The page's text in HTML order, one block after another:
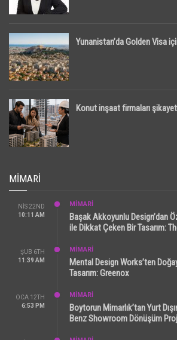
Yunanistan’da Golden Visa
Konut inşaat firmaları
MIMARI
NIS 22ND
10:11 AM
MİMARİ
Başak Akkoyunlu Design’dan
ile Dikkat Çeken Bir Tasarım:
ŞUB 6TH
11:39 AM
MİMARİ
Mental Design Works’ten
Tasarım: Greenox
OCA 12TH
6:53 PM
MİMARİ
Boytorun Mimarlık’tan Yurt
Benz Showroom Dönüşüm